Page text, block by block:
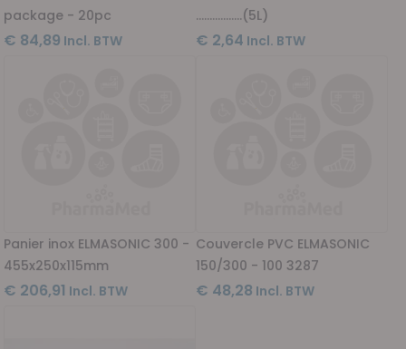
package - 20pc
€ 84,89
.................(5L)
€ 2,64
Panier inox ELMASONIC 300 -
455x250x115mm
€ 206,91
Couvercle PVC ELMASONIC
150/300 - 100 3287
€ 48,28